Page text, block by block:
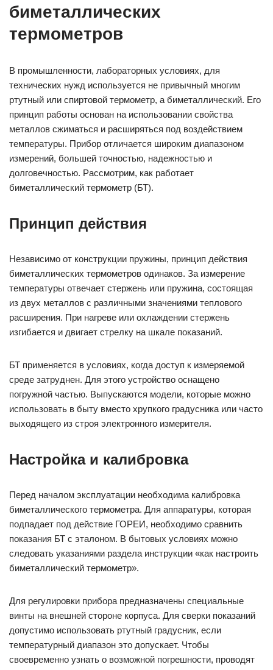
биметаллических
термометров
В промышленности, лабораторных условиях, для
технических нужд используется не привычный многим
ртутный или спиртовой термометр, а биметаллический. Его
принцип работы основан на использовании свойства
металлов сжиматься и расширяться под воздействием
температуры. Прибор отличается широким диапазоном
измерений, большей точностью, надежностью и
долговечностью. Рассмотрим, как работает
биметаллический термометр (БТ).
Принцип действия
Независимо от конструкции пружины, принцип действия
биметаллических термометров одинаков. За измерение
температуры отвечает стержень или пружина, состоящая
из двух металлов с различными значениями теплового
расширения. При нагреве или охлаждении стержень
изгибается и двигает стрелку на шкале показаний.
БТ применяется в условиях, когда доступ к измеряемой
среде затруднен. Для этого устройство оснащено
погружной частью. Выпускаются модели, которые можно
использовать в быту вместо хрупкого градусника или часто
выходящего из строя электронного измерителя.
Настройка и калибровка
Перед началом эксплуатации необходима калибровка
биметаллического термометра. Для аппаратуры, которая
подпадает под действие ГОРЕИ, необходимо сравнить
показания БТ с эталоном. В бытовых условиях можно
следовать указаниями раздела инструкции «как настроить
биметаллический термометр».
Для регулировки прибора предназначены специальные
винты на внешней стороне корпуса. Для сверки показаний
допустимо использовать ртутный градусник, если
температурный диапазон это допускает. Чтобы
своевременно узнать о возможной погрешности, проводят